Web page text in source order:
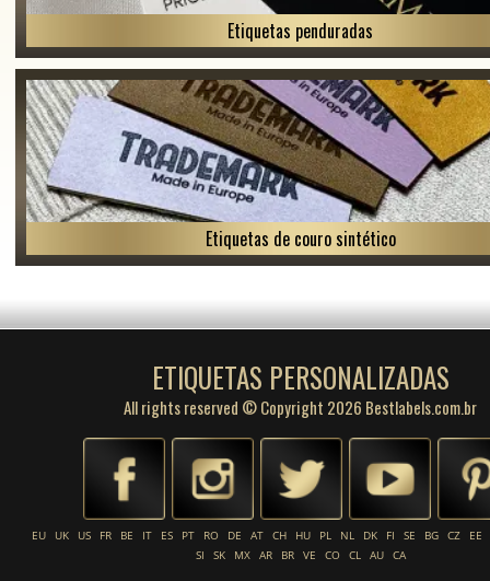
Etiquetas penduradas
Etiquetas de couro sintético
ETIQUETAS PERSONALIZADAS
All rights reserved © Copyright 2026 Bestlabels.com.br
EU UK US FR BE IT ES PT RO DE AT CH HU PL NL DK FI SE BG CZ
EE
SI
SK MX AR BR VE CO CL AU CA